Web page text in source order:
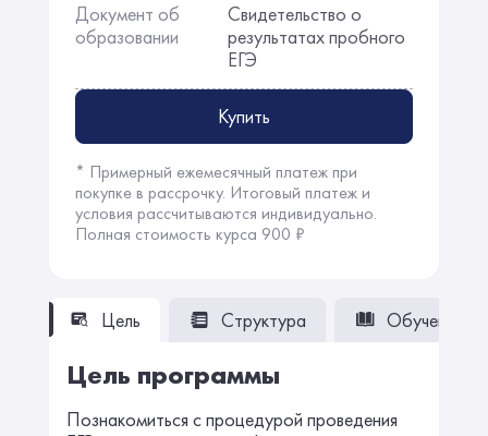
Цель Структура Обучение
Цель программы
Познакомиться с процедурой проведения
Документ об
образовании
Свидетельство о
результатах пробного
ЕГЭ
Купить
* Примерный ежемесячный платеж при
покупке в рассрочку. Итоговый платеж и
условия рассчитываются индивидуально.
Полная стоимость курса 900 ₽